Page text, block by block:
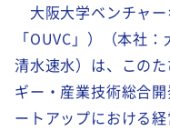
大阪大学ベンチャ
「OUVC」）（本社
清水速水）は、この
ギー・産業技術総合
ートアップにおける